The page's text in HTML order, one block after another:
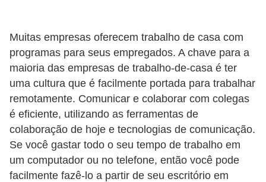
Muitas empresas oferecem trabalho de casa com
programas para seus empregados. A chave para a
maioria das empresas de trabalho-de-casa é ter
uma cultura que é facilmente portada para trabalhar
remotamente. Comunicar e colaborar com colegas
é eficiente, utilizando as ferramentas de
colaboração de hoje e tecnologias de comunicação.
Se você gastar todo o seu tempo de trabalho em
um computador ou no telefone, então você pode
facilmente fazê-lo a partir de seu escritório em
e
a
c
e
s
s
o
E